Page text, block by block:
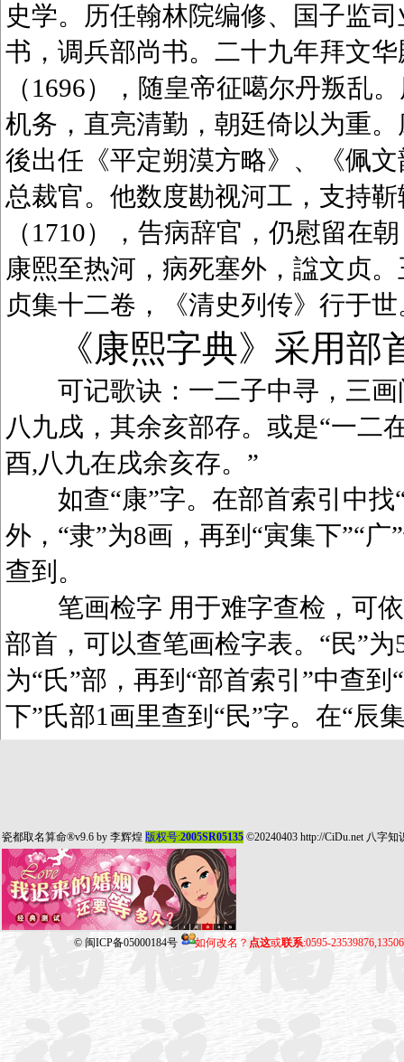
史学。历任翰林院编修、国子监
书，调兵部尚书。二十九年拜文
（1696），随皇帝征噶尔丹叛乱
机务，直亮清勤，朝廷倚以为重
後出任《平定朔漠方略》、《佩
总裁官。他数度勘视河工，支持
（1710），告病辞官，仍慰留在
康熙至热河，病死塞外，諡文贞
贞集十二卷，《清史列传》行于世
《康熙字典》采用
可记歌诀：一二子中寻，三画
八九戌，其余亥部存。或是“一二
酉,八九在戌余亥存。”
如查“康”字。在部首索引中找“
外，“隶”为8画，再到“寅集下”“
查到。
笔画检字 用于难字查检，可依
部首，可以查笔画检字表。“民”
为“氏”部，再到“部首索引”中查到
下”氏部1画里查到“民”字。在“辰
瓷都取名算命®v9.6 by 李辉煌 版权号:2005SR05135 ©20240403 http://CiDu.net 八字知
© 闽ICP备05000184号 如何改名？ 点这或联系:0595-